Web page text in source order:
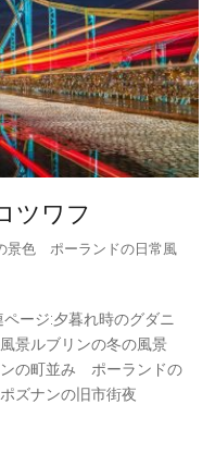
ツワフ
景色 ポーランドの日常風
ージ:夕暮れ時のグダニ
景ルブリンの冬の風景
ンの町並み ポーランドの
ズナンの旧市街夜